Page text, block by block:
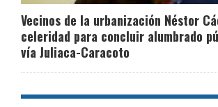
Vecinos de la urbanización Néstor
celeridad para concluir alumbrado
vía Juliaca-Caracoto